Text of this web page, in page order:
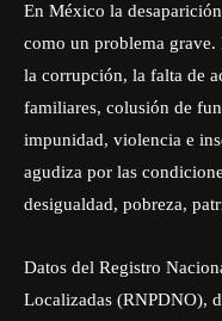
En México la
como un problema grave.
la corrupción, la falta de
familiares, colusión de
impunidad, violencia e
agudiza por las
desigualdad, pobreza,
Datos del Registro
Localizadas (RNPDNO),